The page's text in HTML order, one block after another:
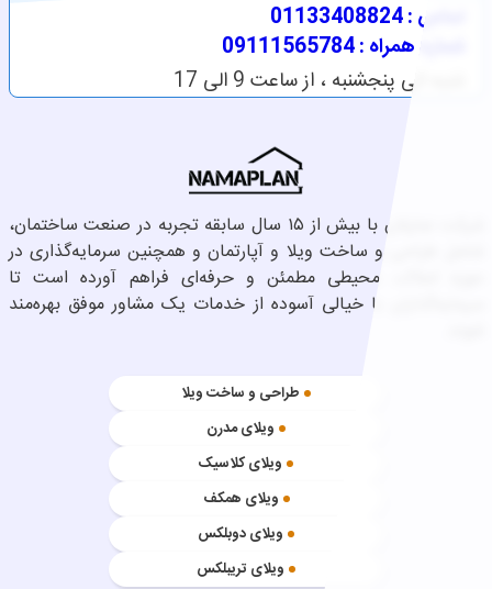
تماس : 01133408824
شماره همراه : 09111565784
شنبه الی پنجشنبه ، از ساعت 9 الی 17
شرکت نماپلان با بیش از ۱۵ سال سابقه تجربه در صنعت ساختمان،
شامل طراحی و ساخت ویلا و آپارتمان و همچنین سرمایه‌گذاری در
حوزه املاک، محیطی مطمئن و حرفه‌ای فراهم آورده است تا
سرمایه‌گذاران با خیالی آسوده از خدمات یک مشاور موفق بهره‌مند
طراحی و ساخت ویلا
ویلای مدرن
ویلای کلاسیک
ویلای همکف
ویلای دوبلکس
ویلای تریبلکس